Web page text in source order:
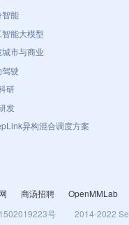
智能
智能大模型
城市与商业
驾驶
研
发
异构混合调度方案
商汤招聘
OpenMMLab
号 2014-2022